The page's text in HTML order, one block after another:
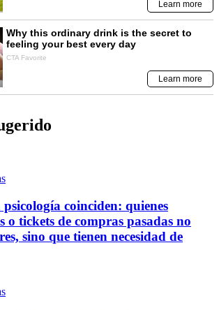
psicología coinciden: quienes
o tickets de compras pasadas no
sino que tienen necesidad de